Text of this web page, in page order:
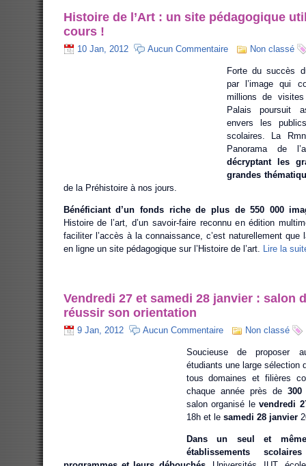
Histoire de l’Art : un site pédagogique
cours !
10 Jan, 2012 Aucun Commentaire Non classé
Forte du succès
par l’image qui
millions de
Palais poursuit
envers les
scolaires. La
Panorama de
décryptant les
grandes
de la Préhistoire à nos jours.
Bénéficiant d’un fonds riche de plus de 550 000
Histoire de l’art, d’un savoir-faire reconnu en édition
faciliter l’accès à la connaissance, c’est naturellement que
en ligne un site pédagogique sur l’Histoire de l’art. Lire la
Vendredi 27 et samedi 28 janvier : salon
réussir son orientation
9 Jan, 2012 Aucun Commentaire Non classé
Soucieuse de proposer
étudiants une large sélection
tous domaines et filières
chaque année près de
salon organisé levendredi
18h et lesamedi 28 janvier
Dans un seul et
établissements